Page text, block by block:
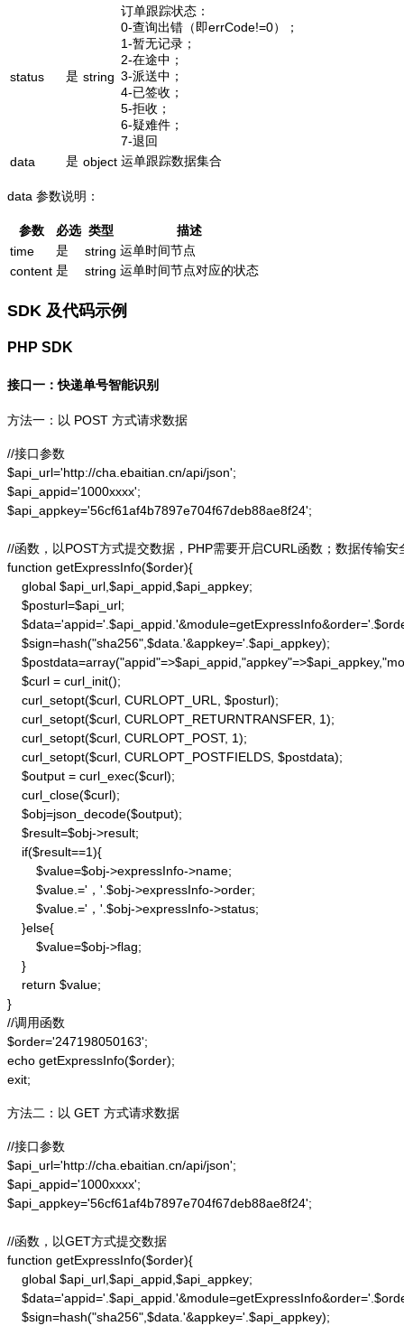
status 是 string
订单跟踪状态：
0-查询出错（即errCode!=0）；
1-暂无记录；
2-在途中；
3-派送中；
4-已签收；
5-拒收；
6-疑难件；
7-退回
data
是 object 运单跟踪数据集合
data 参数说明：
参数 必选 类型
描述
time
是 string 运单时间节点
content 是 string 运单时间节点对应的状态
SDK 及代码示例
PHP SDK
接口一：快递单号智能识别
方法一：以 POST 方式请求数据
//接口参数
$api_url='http://cha.ebaitian.cn/api/json';
$api_appid='1000xxxx';
$api_appkey='56cf61af4b7897e704f67deb88ae8f24';
//函数，以POST方式提交数据，PHP需要开启CURL函数；数据传输安
function getExpressInfo($order){
    global $api_url,$api_appid,$api_appkey;
    $posturl=$api_url;
    $sign=hash("sha256",$data.'&appkey='.$api_appkey);
    $curl = curl_init();
    curl_setopt($curl, CURLOPT_URL, $posturl);
    curl_setopt($curl, CURLOPT_RETURNTRANSFER, 1);
    curl_setopt($curl, CURLOPT_POST, 1);
    curl_setopt($curl, CURLOPT_POSTFIELDS, $postdata);
    $output = curl_exec($curl);
    curl_close($curl);
    $obj=json_decode($output);
    $result=$obj->result;
    if($result==1){
        $value=$obj->expressInfo->name;
        $value.='，'.$obj->expressInfo->order;
        $value.='，'.$obj->expressInfo->status;
    }else{
        $value=$obj->flag;
    }
    return $value;
}
//调用函数
$order='247198050163';
echo getExpressInfo($order);
exit;
方法二：以 GET 方式请求数据
//接口参数
$api_url='http://cha.ebaitian.cn/api/json';
$api_appid='1000xxxx';
$api_appkey='56cf61af4b7897e704f67deb88ae8f24';
//函数，以GET方式提交数据
function getExpressInfo($order){
    global $api_url,$api_appid,$api_appkey;
    $sign=hash("sha256",$data.'&appkey='.$api_appkey);